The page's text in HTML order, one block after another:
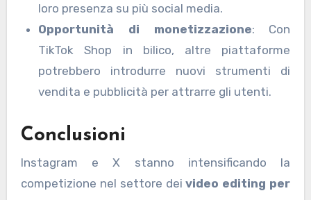
loro presenza su più social media.
Opportunità di monetizzazione: Con
TikTok Shop in bilico, altre piattaforme
potrebbero introdurre nuovi strumenti di
vendita e pubblicità per attrarre gli utenti.
Conclusioni
Instagram e X stanno intensificando la
competizione nel settore deivideo editing per